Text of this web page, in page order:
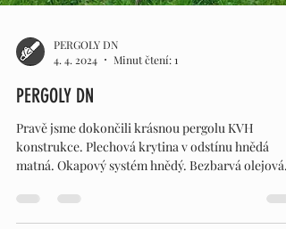
PERGOLY DN